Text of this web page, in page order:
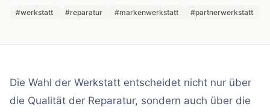
#werkstatt #reparatur #markenwerkstatt #partnerwerkstatt
Die Wahl der Werkstatt entscheidet nicht nur über
die Qualität der Reparatur, sondern auch über die